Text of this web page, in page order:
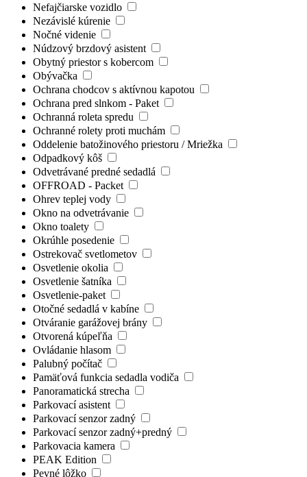
Nefajčiarske vozidlo
Nezávislé kúrenie
Nočné videnie
Núdzový brzdový asistent
Obytný priestor s kobercom
Obývačka
Ochrana chodcov s aktívnou kapotou
Ochrana pred slnkom - Paket
Ochranná roleta spredu
Ochranné rolety proti muchám
Oddelenie batožinového priestoru / Mriežka
Odpadkový kôš
Odvetrávané predné sedadlá
OFFROAD - Packet
Ohrev teplej vody
Okno na odvetrávanie
Okno toalety
Okrúhle posedenie
Ostrekovač svetlometov
Osvetlenie okolia
Osvetlenie šatníka
Osvetlenie-paket
Otočné sedadlá v kabíne
Otváranie garážovej brány
Otvorená kúpeľňa
Ovládanie hlasom
Palubný počítač
Pamäťová funkcia sedadla vodiča
Panoramatická strecha
Parkovací asistent
Parkovací senzor zadný
Parkovací senzor zadný+predný
Parkovacia kamera
PEAK Edition
Pevné lôžko